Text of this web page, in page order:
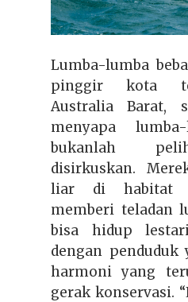
Lumba-lumba
pinggir kota
Australia Barat,
menyapa
bukanlah
disirkuskan.
liar di habitat
memberi teladan
bisa hidup
dengan penduduk
harmoni yang
gerak konservasi.